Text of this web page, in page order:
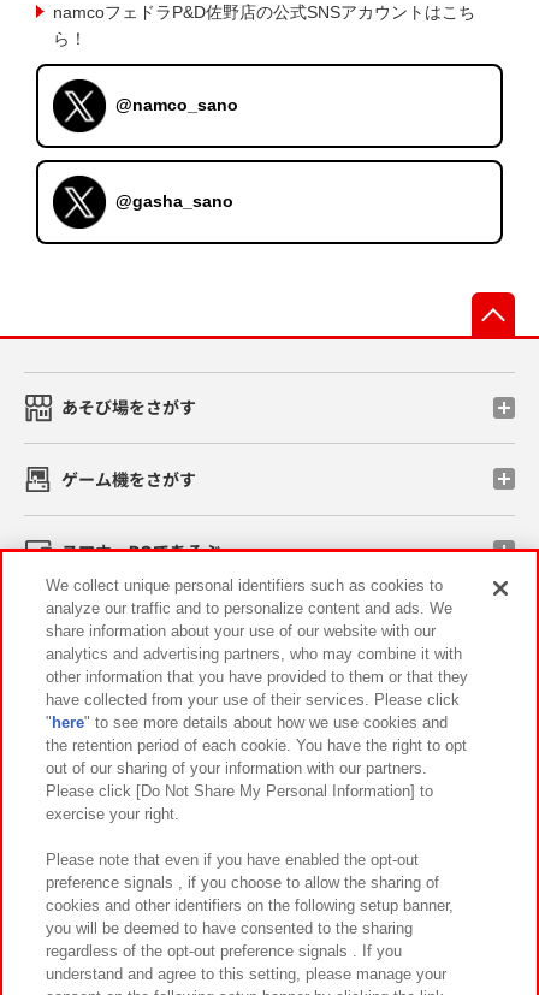
namcoフェドラP&D佐野店の公式SNSアカウントはこち
ら！
@namco_sano
@gasha_sano
あそび場をさがす
ゲーム機をさがす
スマホ・PCであそぶ
イベント・キャンペーン
関連会社 サステナビリティ サイトポリシー
プライバシーポリシー ウェブアクセシビリティ方針と検証結果
お取引先さまとともに
カスタマーハラスメント対応方針 よくあるご質問・お問い合わせ
We collect unique personal identifiers such as cookies to
analyze our traffic and to personalize content and ads. We
share information about your use of our website with our
analytics and advertising partners, who may combine it with
other information that you have provided to them or that they
have collected from your use of their services. Please click
" here" to see more details about how we use cookies and
the retention period of each cookie. You have the right to opt
out of our sharing of your information with our partners.
Please click [Do Not Share My Personal Information] to
exercise your right.
Please note that even if you have enabled the opt-out
preference signals , if you choose to allow the sharing of
cookies and other identifiers on the following setup banner,
you will be deemed to have consented to the sharing
regardless of the opt-out preference signals . If you
understand and agree to this setting, please manage your